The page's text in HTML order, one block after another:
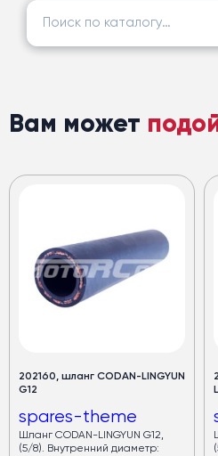
Найти:
Вам может
202160, шланг CODAN-LINGYUN
G12
spares-theme
Шланг CODAN-LINGYUN G12,
(5/8). Внутренний диаметр: